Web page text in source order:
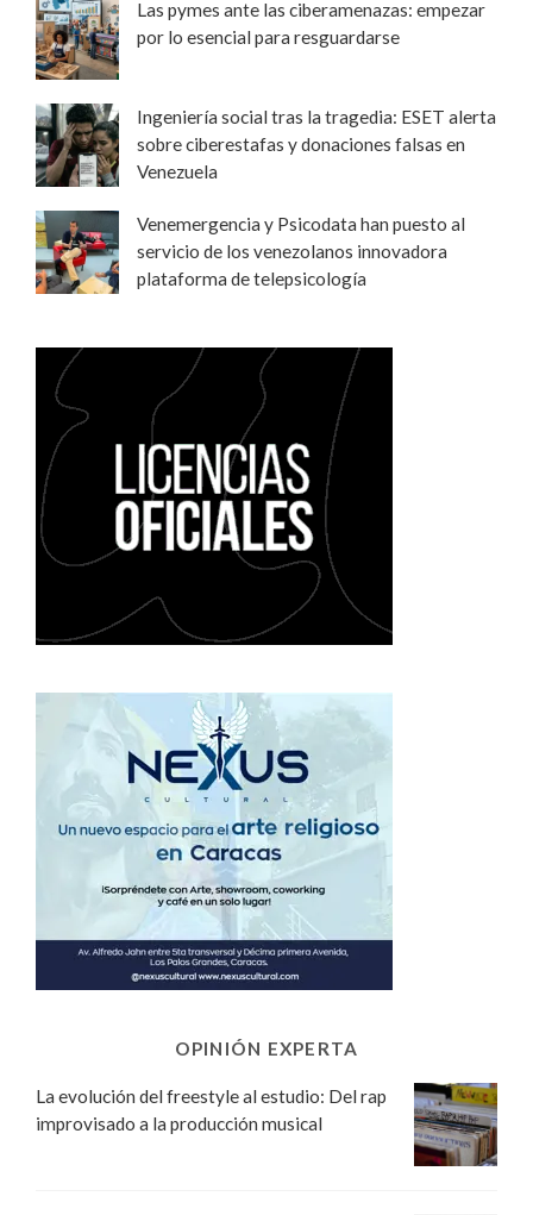
Las pymes ante las ciberamenazas: empezar
por lo esencial para resguardarse
Ingeniería social tras la tragedia: ESET alerta
sobre ciberestafas y donaciones falsas en
Venezuela
Venemergencia y Psicodata han puesto al
servicio de los venezolanos innovadora
plataforma de telepsicología
OPINIÓN EXPERTA
La evolución del freestyle al estudio: Del rap
improvisado a la producción musical